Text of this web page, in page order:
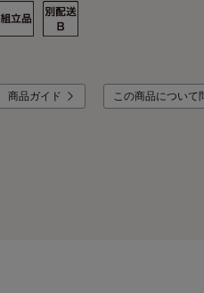
商品ガイド この商品について